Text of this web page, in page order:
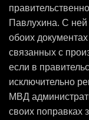
Павлухина. С ней
обоих
связанных с
если в
исключительно
МВД
своих поправках